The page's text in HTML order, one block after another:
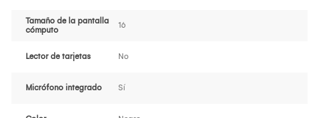
Tamaño de la pantalla
cómputo
16
Lector de tarjetas No
Micrófono integrado Sí